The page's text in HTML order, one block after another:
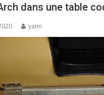
dans une table
yann